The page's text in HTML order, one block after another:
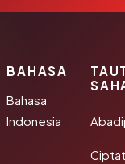
BAHASA
Bahasa
Indonesia